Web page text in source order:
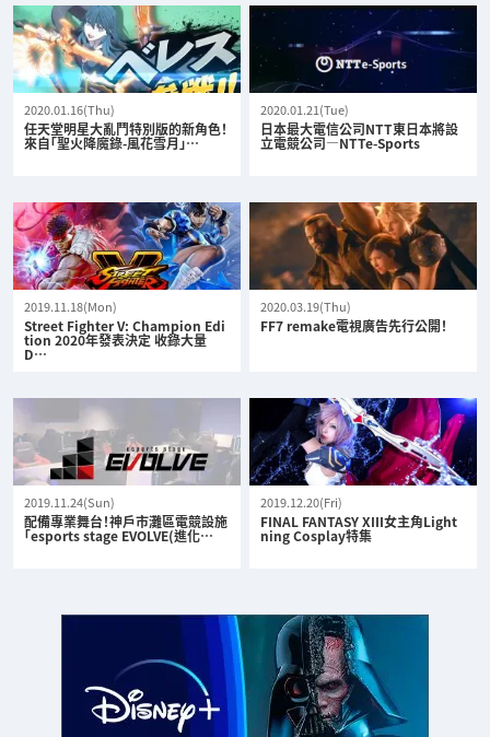
2020.01.16(Thu)
任天堂明星大亂鬥特別版的新角色！
來自「聖火降魔錄-風花雪月」…
2020.01.21(Tue)
日本最大電信公司NTT東日本將設
立電競公司—NTTe-Sports
2019.11.18(Mon)
Street Fighter V: Champion Edi
tion 2020年發表決定 收錄大量
D…
2020.03.19(Thu)
FF7 remake電視廣告先行公開！
2019.11.24(Sun)
配備專業舞台！神戶市灘區電競設施
「esports stage EVOLVE(進化…
2019.12.20(Fri)
FINAL FANTASY XIII女主角Light
ning Cosplay特集